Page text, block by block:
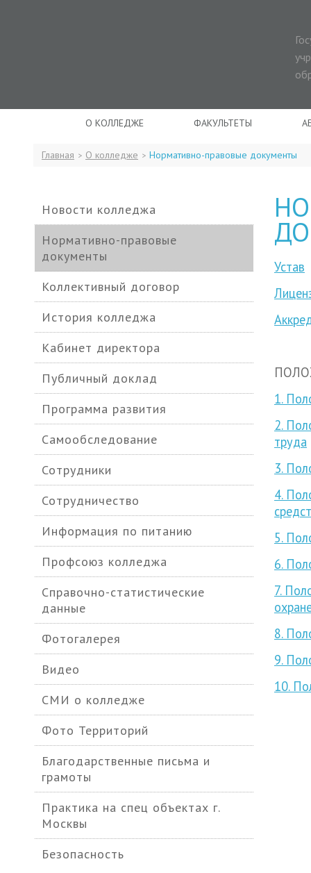
О КОЛЛЕДЖЕ ФАКУЛЬТЕТЫ
Главная > О колледже > Нормативно-правовые документы
Новости колледжа
Нормативно-правовые
документы
Коллективный договор
История колледжа
Кабинет директора
Публичный доклад
Программа развития
Самообследование
Сотрудники
Сотрудничество
Информация по питанию
Профсоюз колледжа
Справочно-статистические
данные
Фотогалерея
Видео
СМИ о колледже
Фото Территорий
Благодарственные письма и
грамоты
Практика на спец объектах г.
Москвы
Безопасность
Устав
1.
2.
труда
3.
4.
5.
6.
7.
8.
9.
10.